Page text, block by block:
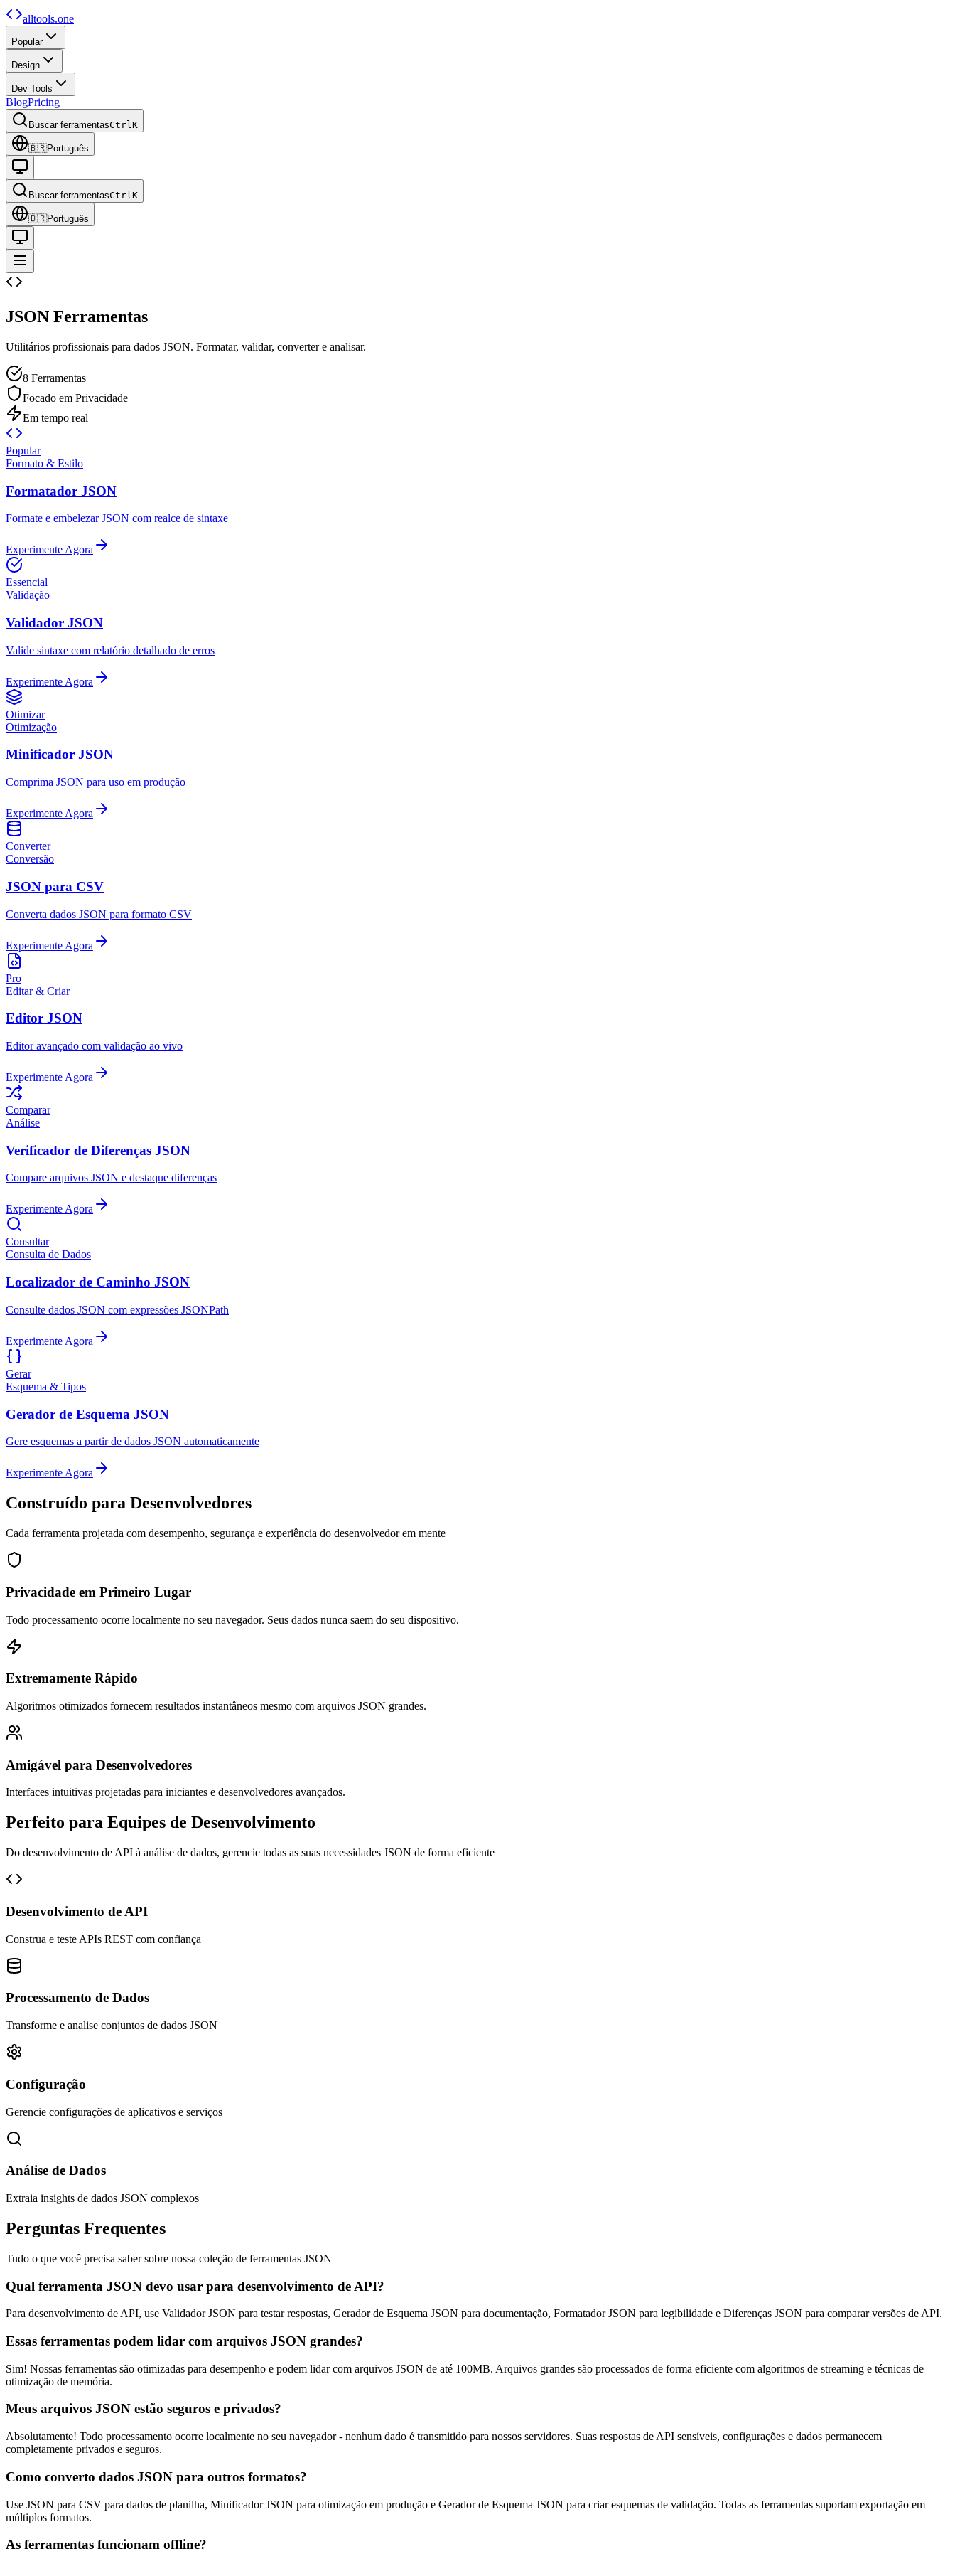
alltools.one
Popular
Design
Dev Tools
BlogPricing
Buscar ferramentasCtrlK
🇧🇷Português
Buscar ferramentasCtrlK
🇧🇷Português
JSON Ferramentas
Utilitários profissionais para dados JSON. Formatar, validar, converter e analisar.
8 Ferramentas
Focado em Privacidade
Em tempo real
Popular
Formato & Estilo
Formatador JSON
Formate e embelezar JSON com realce de sintaxe
Experimente Agora
Essencial
Validação
Validador JSON
Valide sintaxe com relatório detalhado de erros
Experimente Agora
Otimizar
Otimização
Minificador JSON
Comprima JSON para uso em produção
Experimente Agora
Converter
Conversão
JSON para CSV
Converta dados JSON para formato CSV
Experimente Agora
Pro
Editar & Criar
Editor JSON
Editor avançado com validação ao vivo
Experimente Agora
Comparar
Análise
Verificador de Diferenças JSON
Compare arquivos JSON e destaque diferenças
Experimente Agora
Consultar
Consulta de Dados
Localizador de Caminho JSON
Consulte dados JSON com expressões JSONPath
Experimente Agora
Gerar
Esquema & Tipos
Gerador de Esquema JSON
Gere esquemas a partir de dados JSON automaticamente
Experimente Agora
Construído para Desenvolvedores
Cada ferramenta projetada com desempenho, segurança e experiência do desenvolvedor em mente
Privacidade em Primeiro Lugar
Todo processamento ocorre localmente no seu navegador. Seus dados nunca saem do seu dispositivo.
Extremamente Rápido
Algoritmos otimizados fornecem resultados instantâneos mesmo com arquivos JSON grandes.
Amigável para Desenvolvedores
Interfaces intuitivas projetadas para iniciantes e desenvolvedores avançados.
Perfeito para Equipes de Desenvolvimento
Do desenvolvimento de API à análise de dados, gerencie todas as suas necessidades JSON de forma eficiente
Desenvolvimento de API
Construa e teste APIs REST com confiança
Processamento de Dados
Transforme e analise conjuntos de dados JSON
Configuração
Gerencie configurações de aplicativos e serviços
Análise de Dados
Extraia insights de dados JSON complexos
Perguntas Frequentes
Tudo o que você precisa saber sobre nossa coleção de ferramentas JSON
Qual ferramenta JSON devo usar para desenvolvimento de API?
Para desenvolvimento de API, use Validador JSON para testar respostas, Gerador de Esquema JSON para documentação, Formatador JSON para legibilidade e Diferenças JSON para comparar versões de API.
Essas ferramentas podem lidar com arquivos JSON grandes?
Sim! Nossas ferramentas são otimizadas para desempenho e podem lidar com arquivos JSON de até 100MB. Arquivos grandes são processados de forma eficiente com algoritmos de streaming e técnicas de
otimização de memória.
Meus arquivos JSON estão seguros e privados?
Absolutamente! Todo processamento ocorre localmente no seu navegador - nenhum dado é transmitido para nossos servidores. Suas respostas de API sensíveis, configurações e dados permanecem
completamente privados e seguros.
Como converto dados JSON para outros formatos?
Use JSON para CSV para dados de planilha, Minificador JSON para otimização em produção e Gerador de Esquema JSON para criar esquemas de validação. Todas as ferramentas suportam exportação em
múltiplos formatos.
As ferramentas funcionam offline?